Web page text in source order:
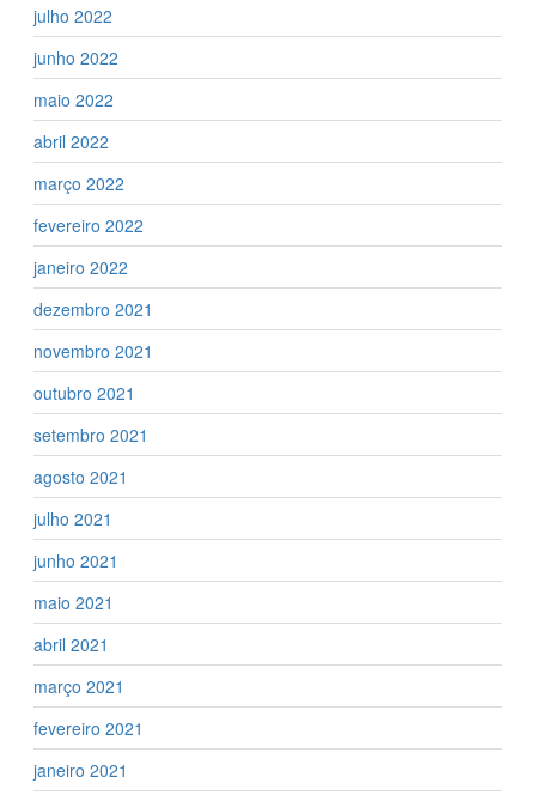
julho 2022
junho 2022
maio 2022
abril 2022
março 2022
fevereiro 2022
janeiro 2022
dezembro 2021
novembro 2021
outubro 2021
setembro 2021
agosto 2021
julho 2021
junho 2021
maio 2021
abril 2021
março 2021
fevereiro 2021
janeiro 2021